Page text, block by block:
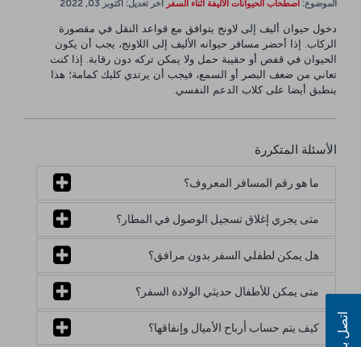
الموضوع: اصطحاب الحيوانات الأليفة أثناء السفر آخر تعديل: أكتوبر 03, 2022
دخول حيوان أليف إلى لاونج يتوافق مع قواعد النقل في مقصورة
الركاب. إذا أحضر مسافر حيوانه الأليف إلى اللاونج، يجب أن يكون
الحيوان في قفص أو حقيبة حمل ولا يمكن تركه دون رقابة. إذا كنت
تعاني من ضعف البصر أو السمع، فيجب أن يرتدي كلبك كمامة؛ هذا
ينطبق أيضا على كلاب الدعم النفسي.
الأسئلة المتكررة
ما هو رقم المسافر المعروف؟
متى يجري إغلاق تسجيل الوصول في المطار؟
هل يمكن لطفلي السفر بدون مرافق؟
متى يمكن للأطفال حديثي الولادة السفر؟
كيف يتم حساب أرباح الأميال وإنفاقها؟ اتصل بنا